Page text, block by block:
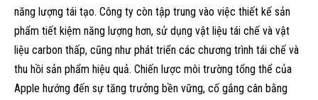
năng lượng tái tạo. Công ty còn tập trung vào việc thiết kế sản
phẩm tiết kiệm năng lượng hơn, sử dụng vật liệu tái chế và vật
liệu carbon thấp, cũng như phát triển các chương trình tái chế và
thu hồi sản phẩm hiệu quả. Chiến lược môi trường tổng thể của
Apple hướng đến sự tăng trưởng bền vững, cố gắng cân bằng